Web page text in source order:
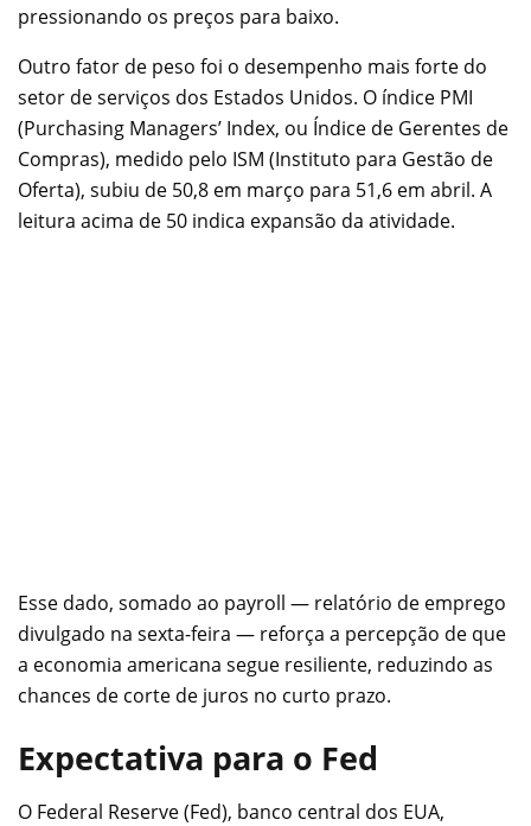
pressionando os preços para baixo.
Outro fator de peso foi o desempenho mais forte do
setor de serviços dos Estados Unidos. O índice PMI
(Purchasing Managers’ Index, ou Índice de Gerentes de
Compras), medido pelo ISM (Instituto para Gestão de
Oferta), subiu de 50,8 em março para 51,6 em abril. A
leitura acima de 50 indica expansão da atividade.
Esse dado, somado ao payroll — relatório de emprego
divulgado na sexta-feira — reforça a percepção de que
a economia americana segue resiliente, reduzindo as
chances de corte de juros no curto prazo.
Expectativa para o Fed
O Federal Reserve (Fed), banco central dos EUA,